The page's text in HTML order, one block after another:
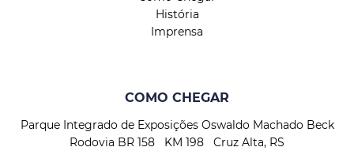
História
Imprensa
COMO CHEGAR
Parque Integrado de Exposições Oswaldo Machado Beck
Rodovia BR 158 KM 198 Cruz Alta, RS